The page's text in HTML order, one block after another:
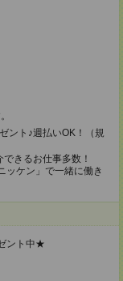
ント♪週払いOK！（規
きるお仕事多数！
ッケン」で一緒に働き
ント中★